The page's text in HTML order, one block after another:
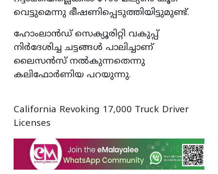
വെട്ടുമെന്നു ഭീഷണിപ്പെടുത്തിയിട്ടുമുണ്ട്.
ഹോംലാൻഡ് സെക്യൂരിറ്റി വകുപ്പ്
നിർദേശിച്ച ചട്ടങ്ങൾ പാലിച്ചാണ്
ലൈസൻസ് നൽകുന്നതെന്നു
കലിഫോർണിയ പറയുന്നു.
California Revoking 17,000 Truck Driver
Licenses